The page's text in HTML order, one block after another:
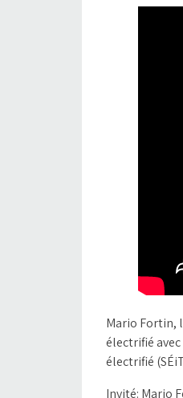
Mario Fortin,
électrifié
électrifié
Invité: Mario